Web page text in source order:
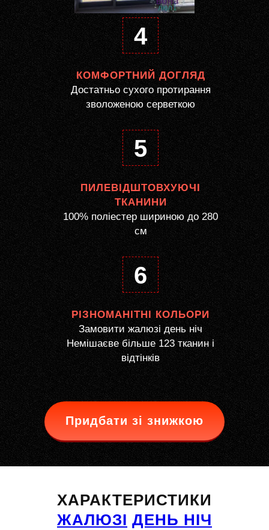
4
КОМФОРТНИЙ ДОГЛЯД
Достатньо сухого протирання
зволоженою серветкою
5
ПИЛЕВІДШТОВХУЮЧІ
ТКАНИНИ
100% поліестер шириною до 280
см
6
РІЗНОМАНІТНІ КОЛЬОРИ
Замовити жалюзі день ніч
Немішаєве більше 123 тканин і
відтінків
Придбати зі знижкою
ХАРАКТЕРИСТИКИ
ЖАЛЮЗІ ДЕНЬ НІЧ